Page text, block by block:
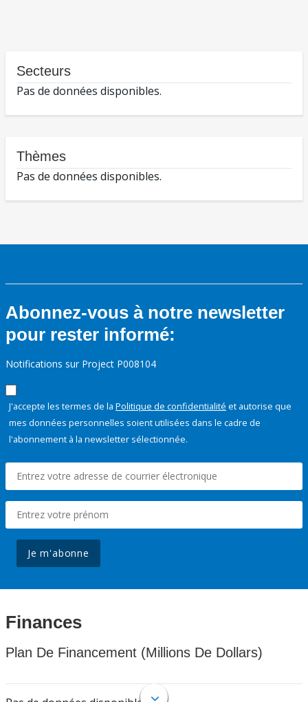
Secteurs
Pas de données disponibles.
Thèmes
Pas de données disponibles.
Abonnez-vous à notre newsletter
pour rester informé:
Notifications sur Project P008104
J'accepte les termes de la Politique de confidentialité et autorise que
mes données personnelles soient utilisées dans le cadre de
l'abonnement à la newsletter sélectionnée.
Je m'abonne
Finances
Plan De Financement (Millions De Dollars)